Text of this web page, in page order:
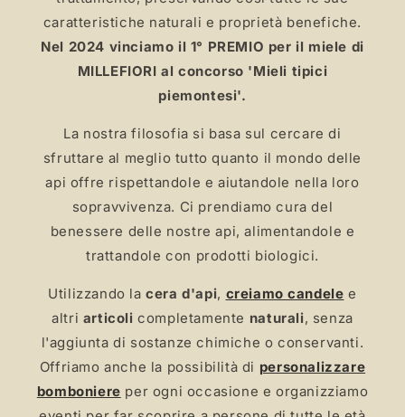
caratteristiche naturali e proprietà benefiche.
Nel 2024 vinciamo il 1° PREMIO per il miele di
MILLEFIORI al concorso 'Mieli tipici
piemontesi'.
La nostra filosofia si basa sul cercare di
sfruttare al meglio tutto quanto il mondo delle
api offre rispettandole e aiutandole nella loro
sopravvivenza. Ci prendiamo cura del
benessere delle nostre api, alimentandole e
trattandole con prodotti biologici.
Utilizzando la cera d'api, creiamo candele e
altri articolicompletamente naturali, senza
l'aggiunta di sostanze chimiche o conservanti.
Offriamo anche la possibilità di personalizzare
bomboniere per ogni occasione e organizziamo